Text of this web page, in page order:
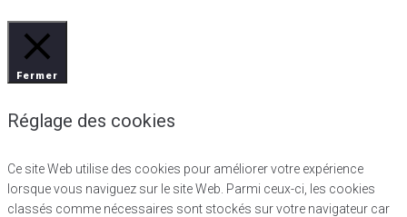
Fermer
Réglage des cookies
Ce site Web utilise des cookies pour améliorer votre expérience
lorsque vous naviguez sur le site Web. Parmi ceux-ci, les cookies
classés comme nécessaires sont stockés sur votre navigateur car